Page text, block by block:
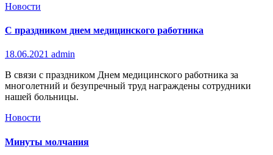
Новости
С праздником днем медицинского работника
18.06.2021 admin
В связи с праздником Днем медицинского работника за
многолетний и безупречный труд награждены сотрудники
нашей больницы.
Новости
Минуты молчания